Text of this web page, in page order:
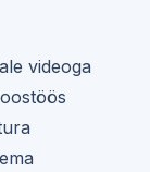
videoga